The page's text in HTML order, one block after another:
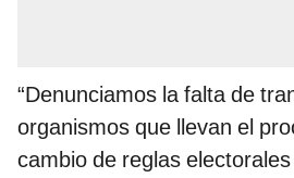
“Denunciamos la falta de
organismos que llevan el
cambio de reglas